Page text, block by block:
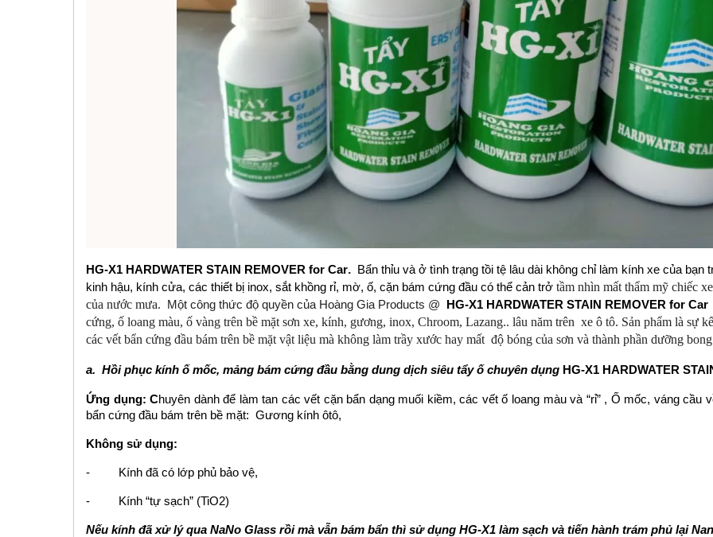
HG-X1 HARDWATER STAIN REMOVER for Car.
Bẩn thỉu và ở tình trạng tồi tệ lâu dài không chỉ làm kính xe của
kinh hậu, kính cửa, các thiết bị inox, sắt khồng rỉ, mờ, ố, cặn bám cứng đầu có thể cản trở tầm nhìn mất thẩm mỹ chiếc
của nước mưa.
Một công thức độ quyền của Hoàng Gia Products @ HG-X1 HARDWATER STAIN REMOVER for Car
cứng, ố loang màu, ố vàng trên bề mặt sơn xe, kính, gương, inox, Chroom, Lazang.. lâu năm trên xe ô tô. Sản phẩm là sự
các vết bẩn cứng đầu bám trên bề mặt vật liệu mà không làm trầy xước hay mất độ bóng của sơn và thành phần dưỡng
a. Hồi phục kính ố mốc, mảng bám cứng đầu bằng dung dịch siêu tẩy ố chuyên dụng HG-X1 HARDWATER
Ứng dụng: Chuyên dành để làm tan các vết cặn bẩn dạng muối kiềm, các vết ố loang màu và “rỉ” , Ố mốc, váng
bẩn cứng đầu bám trên bề mặt: Gương kính ôtô,
Không sử dụng:
- Kính đã có lớp phủ bảo vệ,
- Kính “tự sạch” (TiO2)
Nếu kính đã xử lý qua NaNo Glass rồi mà vẫn bám bẩn thì sử dụng HG-X1 làm sạch và tiến hành trám phủ lại